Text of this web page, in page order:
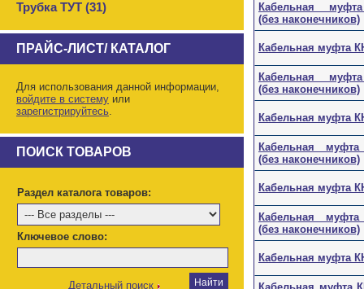
Трубка ТУТ (31)
ПРАЙС-ЛИСТ/ КАТАЛОГ
Для использования данной информации,
войдите в систему или
зарегистрируйтесь.
ПОИСК ТОВАРОВ
Раздел каталога товаров:
Ключевое слово:
Детальный поиск
Кабельная муфта
(без наконечников)
Кабельная муфта
Кабельная муфта
(без наконечников)
Кабельная муфта
Кабельная муфта
(без наконечников)
Кабельная муфта
Кабельная муфта
(без наконечников)
Кабельная муфта